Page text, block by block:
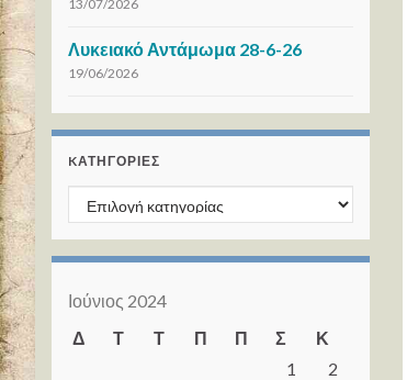
13/07/2026
Λυκειακό Αντάμωμα 28-6-26
19/06/2026
KΑΤΗΓΟΡΊΕΣ
Kατηγορίες
Ιούνιος 2024
Δ
Τ Τ Π Π Σ
Κ
1
2